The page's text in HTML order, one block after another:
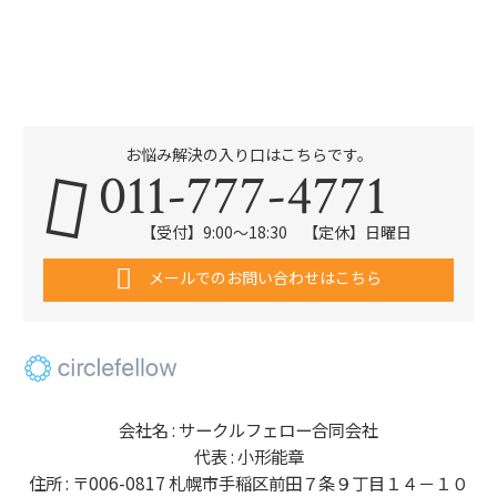
会社名 : サークルフェロー合同会社
代表 : 小形能章
住所 : 〒006-0817 札幌市手稲区前田７条９丁目１４－１０
お悩み解決の入り口はこちらです。
011-777-4771
【受付】9:00～18:30 【定休】日曜日
メールでのお問い合わせはこちら